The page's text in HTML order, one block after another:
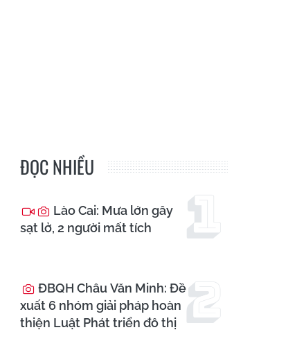
ĐỌC NHIỀU
Lào Cai: Mưa lớn gây
sạt lở, 2 người mất tích
ĐBQH Châu Văn Minh: Đề
xuất 6 nhóm giải pháp hoàn
thiện Luật Phát triển đô thị